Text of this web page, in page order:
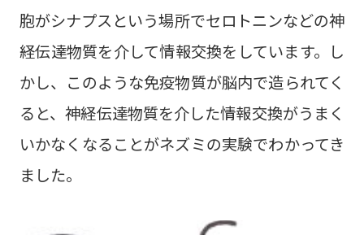
胞がシナプスという場所でセロトニンなどの神
経伝達物質を介して情報交換をしています。し
かし、このような免疫物質が脳内で造られてく
ると、神経伝達物質を介した情報交換がうまく
いかなくなることがネズミの実験でわかってき
ました。